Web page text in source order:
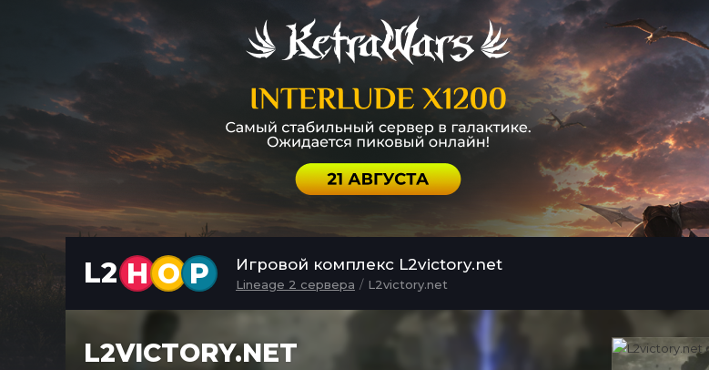
L2 H O P Игровой комплекс L2victory.net
Lineage 2 сервера L2victory.net
L2VICTORY.NET